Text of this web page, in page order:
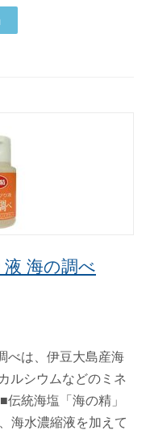
海の調べ
べは、伊豆大島産海
ルシウムなどのミネ
統海塩「海の精」
海水濃縮液を加えて